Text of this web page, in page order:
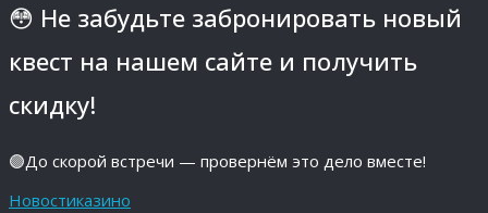
😳 Не забудьте забронировать новый
квест на нашем сайте и получить
скидку!
🟣До скорой встречи — провернём это дело вместе!
Новостиказино